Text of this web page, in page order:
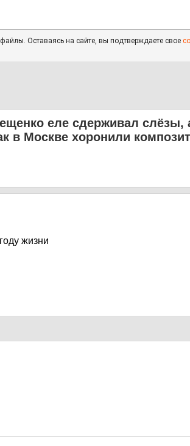
Оставаясь на сайте, вы подтверждаете свое
еле сдерживал слёзы,
в Москве хоронили
жизни